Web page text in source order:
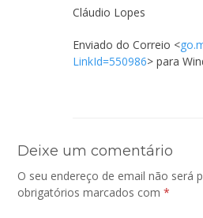
Cláudio Lopes
Enviado do Correio <
LinkId=550986> para
Deixe um comentário
O seu endereço de email não será
obrigatórios marcados com*